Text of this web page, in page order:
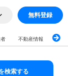
無料登録
不動産情報 ブログ
検索する